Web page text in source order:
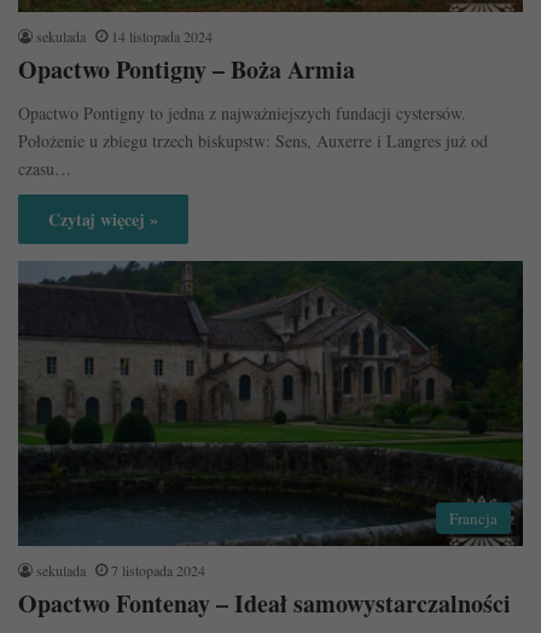
sekulada 14 listopada 2024
Opactwo Pontigny – Boża Armia
Opactwo Pontigny to jedna z najważniejszych fundacji cystersów.
Położenie u zbiegu trzech biskupstw: Sens, Auxerre i Langres już od
czasu…
Czytaj więcej »
Francja
sekulada 7 listopada 2024
Opactwo Fontenay – Ideał samowystarczalności